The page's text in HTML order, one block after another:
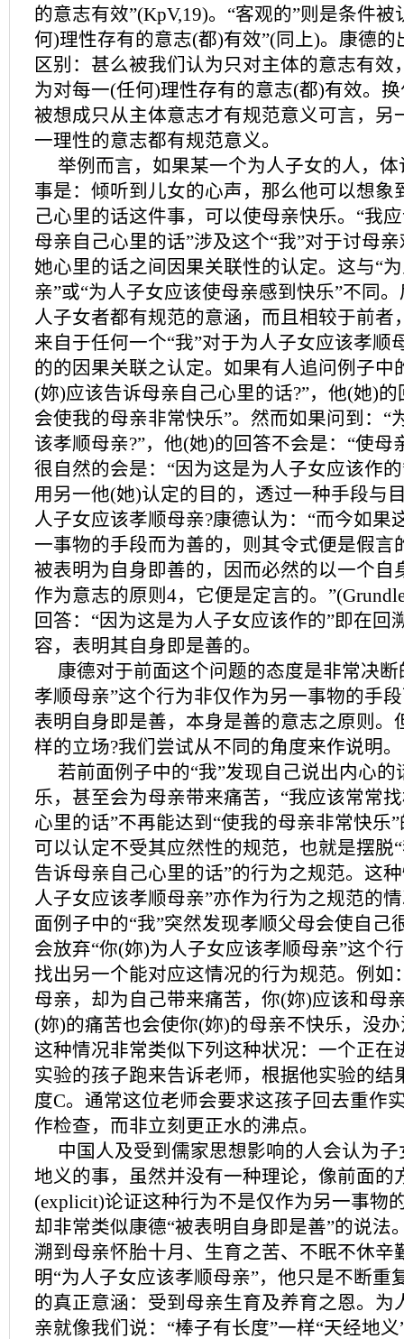
的意志有效”(KpV,19)。“客观的”则是条件被
何)理性存有的意志(都)有效”(同上)。康德的
区别：甚么被我们认为只对主体的意志有效
为对每一(任何)理性存有的意志(都)有效。
被想成只从主体意志才有规范意义可言，另
一理性的意志都有规范意义。
举例而言，如果某一个为人子女的人，
事是：倾听到儿女的心声，那么他可以想象
己心里的话这件事，可以使母亲快乐。“我
母亲自己心里的话”涉及这个“我”对于讨母
她心里的话之间因果关联性的认定。这与“
亲”或“为人子女应该使母亲感到快乐”不同
人子女者都有规范的意涵，而且相较于前者
来自于任何一个“我”对于为人子女应该孝顺
的的因果关联之认定。如果有人追问例子中
(妳)应该告诉母亲自己心里的话?”，他(她)
会使我的母亲非常快乐”。然而如果问到：“
该孝顺母亲?”，他(她)的回答不会是：“使母
很自然的会是：“因为这是为人子女应该作
用另一他(她)认定的目的，透过一种手段与
人子女应该孝顺母亲?康德认为：“而今如果
一事物的手段而为善的，则其令式便是假言
被表明为自身即善的，因而必然的以一个自
作为意志的原则4，它便是定言的。
回答：“因为这是为人子女应该作的”即在回
容，表明其自身即是善的。
康德对于前面这个问题的态度是非常决
孝顺母亲”这个行为非仅作为另一事物的手
表明自身即是善，本身是善的意志之原则。
样的立场?我们尝试从不同的角度来作说明。
若前面例子中的“我”发现自己说出内心的
乐，甚至会为母亲带来痛苦，“我应该常常
心里的话”不再能达到“使我的母亲非常快乐
可以认定不受其应然性的规范，也就是摆脱
告诉母亲自己心里的话”的行为之规范。这
人子女应该孝顺母亲”亦作为行为之规范的
面例子中的“我”突然发现孝顺父母会使自己
会放弃“你(妳)为人子女应该孝顺母亲”这个
找出另一个能对应这情况的行为规范。例如
母亲，却为自己带来痛苦，你(妳)应该和母
(妳)的痛苦也会使你(妳)的母亲不快乐，没
这种情况非常类似下列这种状况：一个正在
实验的孩子跑来告诉老师，根据他实验的结
度C。通常这位老师会要求这孩子回去重作
作检查，而非立刻更正水的沸点。
中国人及受到儒家思想影响的人会认为
地义的事，虽然并没有一种理论，像前面的
(explicit)论证这种行为不是仅作为另一事物
却非常类似康德“被表明自身即是善”的说法
溯到母亲怀胎十月、生育之苦、不眠不休辛
明“为人子女应该孝顺母亲”，他只是不断重
的真正意涵：受到母亲生育及养育之恩。为
亲就像我们说：“棒子有长度”一样“天经地